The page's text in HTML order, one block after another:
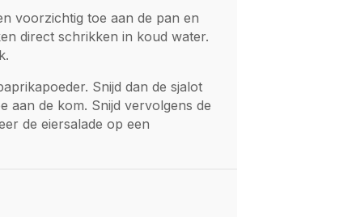
voorzichtig toe aan de pan en
direct schrikken in koud water.
Snijd dan de sjalot
aan de kom. Snijd vervolgens de
de eiersalade op een